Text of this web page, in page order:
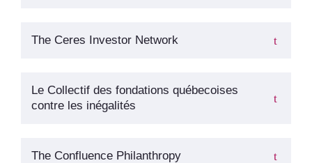
The Ceres Investor Network
Le Collectif des fondations québecoises
contre les inégalités
The Confluence Philanthropy